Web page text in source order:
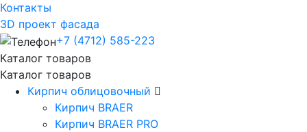
Контакты
3D проект фасада
+7 (4712) 585-223
Каталог товаров
Каталог товаров
Кирпич облицовочный
Кирпич BRAER
Кирпич BRAER PRO